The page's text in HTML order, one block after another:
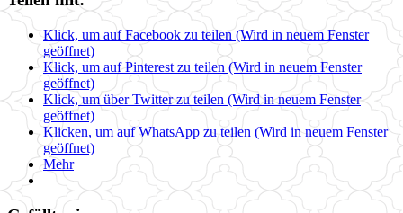
Klick, um auf Facebook zu teilen (Wird in neuem Fenster
geöffnet)
Klick, um auf Pinterest zu teilen (Wird in neuem Fenster
geöffnet)
Klick, um über Twitter zu teilen (Wird in neuem Fenster
geöffnet)
Klicken, um auf WhatsApp zu teilen (Wird in neuem Fenster
geöffnet)
Mehr